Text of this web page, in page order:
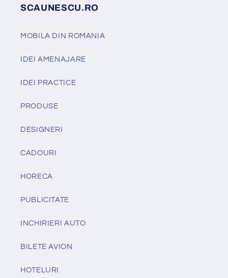
SCAUNESCU.RO
MOBILA DIN ROMANIA
IDEI AMENAJARE
IDEI PRACTICE
PRODUSE
DESIGNERI
CADOURI
HORECA
PUBLICITATE
INCHIRIERI AUTO
BILETE AVION
HOTELURI